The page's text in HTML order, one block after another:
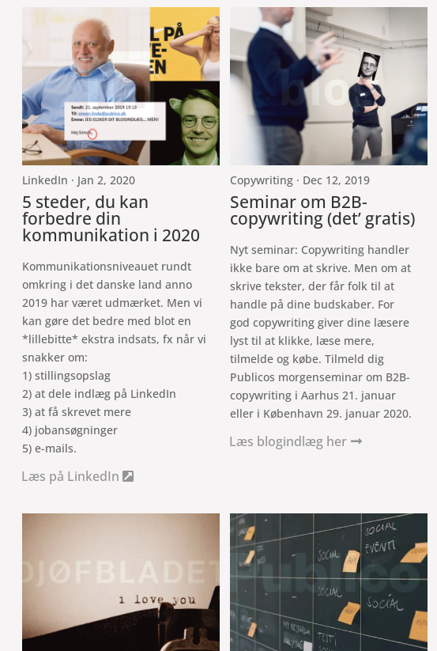

LinkedIn · Jan 2, 2020
5 steder, du kan
forbedre din
kommunikation i 2020
Kommunikationsniveauet rundt
omkring i det danske land anno
2019 har været udmærket. Men vi
kan gøre det bedre med blot en
*lillebitte* ekstra indsats, fx når vi
snakker om:
1) stillingsopslag
2) at dele indlæg på LinkedIn
3) at få skrevet mere
4) jobansøgninger
5) e-mails.
Læs på LinkedIn
blog
Copywriting · Dec 12, 2019
Seminar om B2B-
copywriting (det’ gratis)
Nyt seminar: Copywriting handler
ikke bare om at skrive. Men om at
skrive tekster, der får folk til at
handle på dine budskaber. For
god copywriting giver dine læsere
lyst til at klikke, læse mere,
tilmelde og købe. Tilmeld dig
Publicos morgenseminar om B2B-
copywriting i Aarhus 21. januar
eller i København 29. januar 2020.
Læs blogindlæg her